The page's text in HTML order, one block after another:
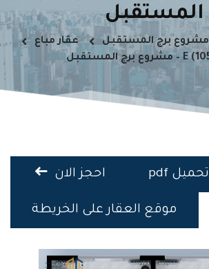
المستقبل
مشروع برج المستقبل
عقار مباع
احجز الان تحميل pdf
موقع العقار على الخريطة